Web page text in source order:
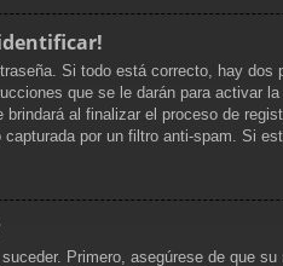
Si todo está correcto, hay
que se le darán para activar
al finalizar el proceso de
por un filtro anti-spam. Si
Primero, asegúrese de que